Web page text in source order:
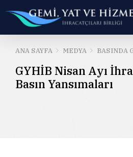
ARA
ANA SAYFA MEDYA BASINDA
GYHİB Nisan Ayı
Basın Yansımaları